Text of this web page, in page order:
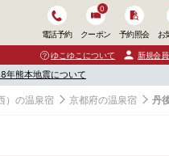
電話予約 クーポン
0
予約照会 お
ゆこゆこについて 新規会
年熊本地震について
）の温泉宿 京都府の温泉宿 丹